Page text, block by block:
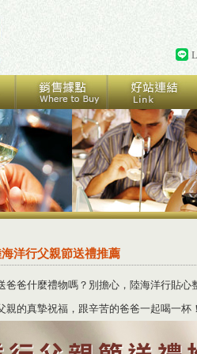
洋行父親節送禮推薦
爸爸什麼禮物嗎？別擔心，陸海洋行貼
親的真摯祝福，跟辛苦的爸爸一起喝一杯！